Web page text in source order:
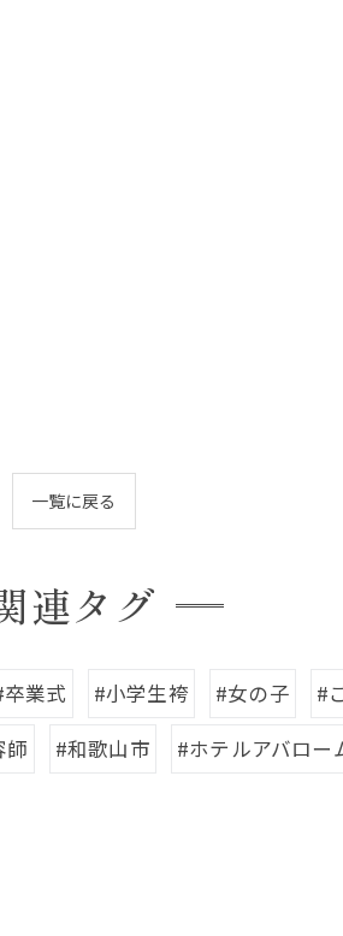
一覧に戻る
連タグ
卒業式 #小学生袴 #女の子 #
師 #和歌山市 #ホテルアバロー